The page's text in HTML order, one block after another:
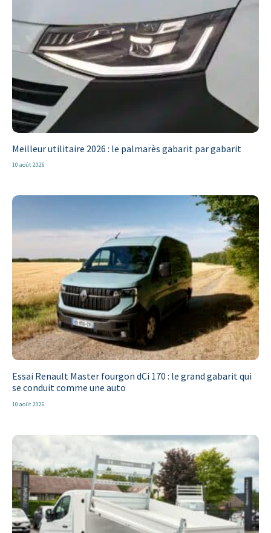
Meilleur utilitaire 2026 : le palmarès gabarit par gabarit
10 août 2026
Essai Renault Master fourgon dCi 170 : le grand gabarit qui
se conduit comme une auto
10 août 2026